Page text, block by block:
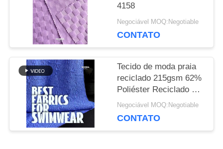
PRIVACY
POLICY
4158
Negociável MOQ:Negotiable
CONTATO
Tecido de moda praia
reciclado 215gsm 62%
Poliéster Reciclado +
32% Nylon + 6%
Negociável MOQ:Negotiable
CONTATO